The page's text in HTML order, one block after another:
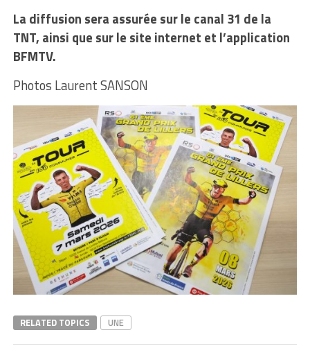
La diffusion sera assurée sur le canal 31 de la
TNT, ainsi que sur le site internet et l’application
BFMTV.
Photos Laurent SANSON
RELATED TOPICS UNE